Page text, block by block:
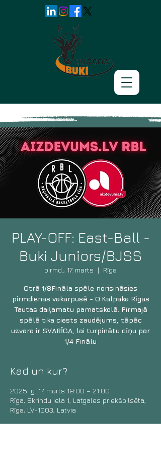
PLAY-OFF: East-Ball -
Buki Juniors/BJSS
pirmd., 17. marts
  |
Rīga
Otrā 1/8Fināla spēle norisināsies
pirmdienas vakarpusē - O.Kalpaka Rīgas
Tautas daiļamatu pamatskolā. Pirmajā
spēlē tika ciests zaudējums, tāpēc
uzvara ir SVARĪGA, lai turpinātu cīņu par
1/4 Finālu
Kad un kur?
2025. g. 17. marts 19:00 – 21:00
Rīga, Skrindu iela 1, Latgales priekšpilsēta,
Rīga, LV-1003, Latvia